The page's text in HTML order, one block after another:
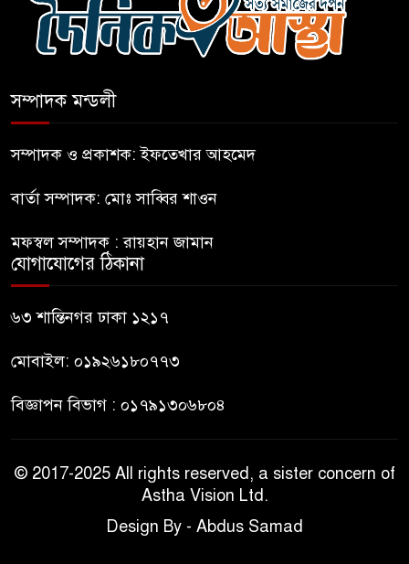
ভারত থেকে আসছে ২ দশমিক ৩
অভাব
বহিষ্কৃত জামাত নেতার কর্মীরা যোগ
দিলেন বিএনপিতে
সম্পাদক মন্ডলী
সম্পাদক ও প্রকাশক: ইফতেখার আহমেদ
বার্তা সম্পাদক: মোঃ সাব্বির শাওন
মফস্বল সম্পাদক : রায়হান জামান
যোগাযোগের ঠিকানা
৬৩ শান্তিনগর ঢাকা ১২১৭
মোবাইল: ০১৯২৬১৮০৭৭৩
বিজ্ঞাপন বিভাগ : ০১৭৯১৩০৬৮০৪
© 2017-2025 All rights reserved, a sister concern of
Astha Vision Ltd.
Design By - Abdus Samad